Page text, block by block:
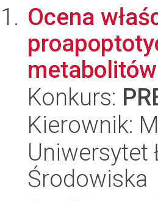
Ocena
Konkurs:
Kierownik:
Uniwersytet
Środowiska